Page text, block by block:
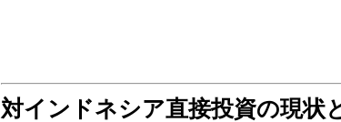
対インドネシア直接投資の現状